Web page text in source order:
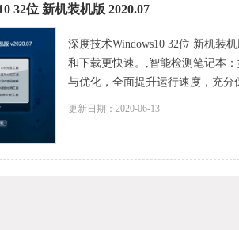
32位 新机装机版 2020.07
深度技术Windows10 32位 新机装
和下载更快速。,智能检测笔记本
与优化，全面提升运行速度，充
更新日期：2020-06-13